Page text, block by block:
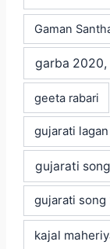
Gaman
garba
geeta rabari
gujarati
gujarati song
gujarati song
kajal